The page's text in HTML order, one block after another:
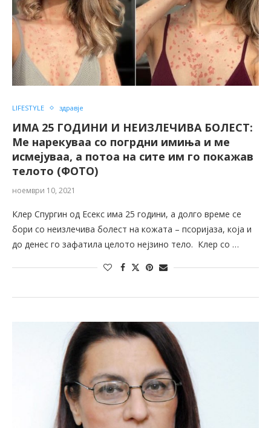
LIFESTYLE здравје
ИМА 25 ГОДИНИ И НЕИЗЛЕЧИВА БОЛЕСТ:
Ме нарекуваа со погрдни имиња и ме
исмејуваа, а потоа на сите им го покажав
телото (ФОТО)
ноември 10, 2021
Клер Спургин од Есекс има 25 години, а долго време се
бори со неизлечива болест на кожата – псоријаза, која и
до денес го зафатила целото нејзино тело. Клер со …